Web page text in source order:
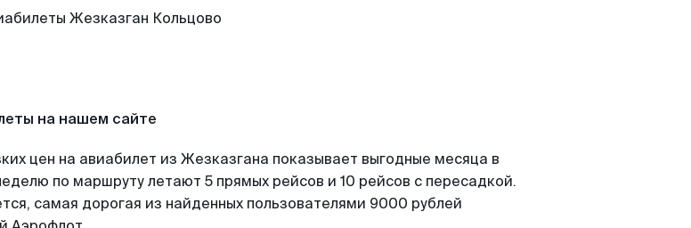
на нашем сайте
цен на авиабилет из Жезказгана показывает выгодные месяца в
по маршруту летают 5 прямых рейсов и 10 рейсов с пересадкой.
самая дорогая из найденных пользователями 9000 рублей